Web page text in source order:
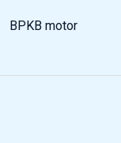
BPKB motor